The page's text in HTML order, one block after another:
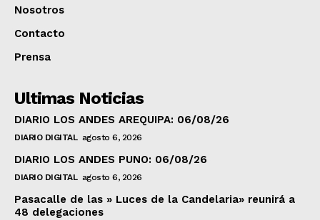
Nosotros
Contacto
Prensa
Ultimas Noticias
DIARIO LOS ANDES AREQUIPA: 06/08/26
DIARIO DIGITAL agosto 6, 2026
DIARIO LOS ANDES PUNO: 06/08/26
DIARIO DIGITAL agosto 6, 2026
Pasacalle de las » Luces de la Candelaria» reunirá a
48 delegaciones